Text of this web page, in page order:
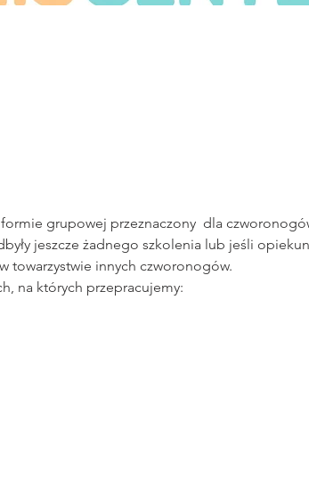
grupowej przeznaczony  dla
jeszcze żadnego szkolenia lub jeśli
towarzystwie innych czworonogów.
na których przepracujemy: